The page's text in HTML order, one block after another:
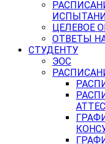
ЦЕЛЕВОЕ
ОТВЕТЫ
СТУДЕНТУ
ЭОС